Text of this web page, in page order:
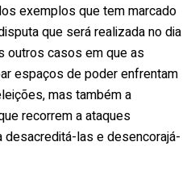
exemplos que tem marcado
que será realizada no dia
outros casos em que as
espaços de poder enfrentam
mas também a
recorrem a ataques
las e desencorajá-